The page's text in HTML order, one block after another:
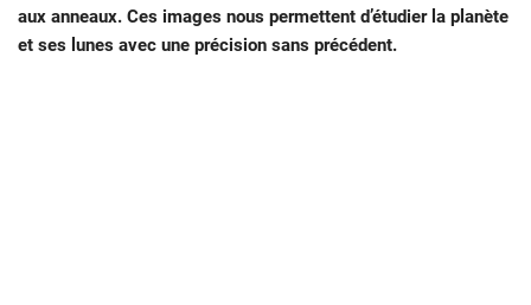
aux anneaux. Ces images nous permettent d’étudier la planète
et ses lunes avec une précision sans précédent.